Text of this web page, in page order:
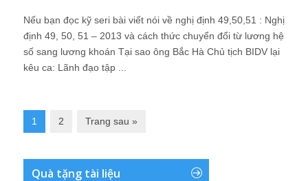
Nếu bạn đọc kỹ seri bài viết nói về nghị định 49,50,51 : Nghị
định 49, 50, 51 – 2013 và cách thức chuyển đổi từ lương hệ
số sang lương khoán Tại sao ông Bắc Hà Chủ tịch BIDV lại
kêu ca: Lãnh đạo tập ...
1 2 Trang sau »
Quà tặng tài liệu